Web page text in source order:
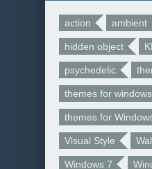
action ambient
hidden object
psychedelic
themes for
themes for
Visual Style
Windows 7